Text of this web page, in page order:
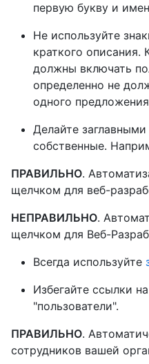
первую букву и
Не используйте
краткого описания.
должны включать
определенно не
одного
Делайте
собственные.
ПРАВИЛЬНО.
щелчком для веб-
НЕПРАВИЛЬНО.
щелчком для Веб-
Всегда используйте
Избегайте ссылки
"пользователи".
ПРАВИЛЬНО.
сотрудников вашей